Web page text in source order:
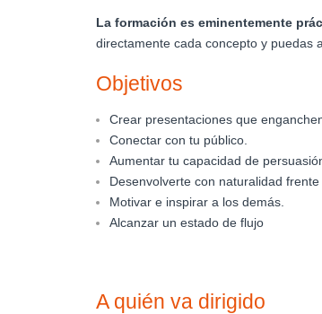
La formación es eminentemente
directamente cada concepto y puedas
Objetivos
Crear presentaciones que
Conectar con tu público.
Aumentar tu capacidad de
Desenvolverte con naturalidad frente
Motivar e inspirar a los demás.
Alcanzar un estado de flujo
A quién va dirigido